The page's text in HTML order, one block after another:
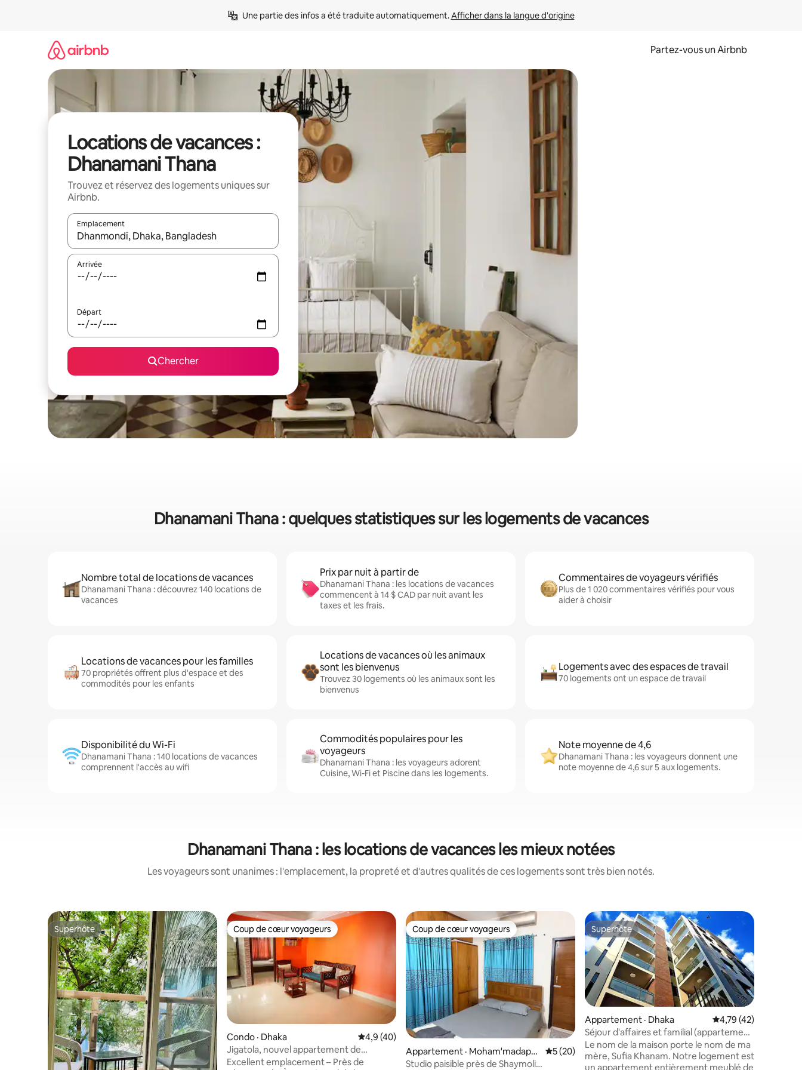
Une partie des infos a été traduite automatiquement. Afficher dans la langue d'origine
Partez-vous un Airbnb
Locations de vacances :
Dhanamani Thana
Trouvez et réservez des logements uniques sur
Airbnb.
Emplacement
Quand les résultats sont affichés, parcourez-les en utilisant les flèches vers le haut et vers le bas, ou en appuyant dessus et en les faisant glisser.
Arrivée
Départ
Chercher
Dhanamani Thana : quelques statistiques sur les logements de vacances
Nombre total de locations de vacances
Dhanamani Thana : découvrez 140 locations de
vacances
Prix par nuit à partir de
Dhanamani Thana : les locations de vacances
commencent à 14 $ CAD par nuit avant les
taxes et les frais.
Commentaires de voyageurs vérifiés
Plus de 1 020 commentaires vérifiés pour vous
aider à choisir
Locations de vacances pour les familles
70 propriétés offrent plus d'espace et des
commodités pour les enfants
Locations de vacances où les animaux
sont les bienvenus
Trouvez 30 logements où les animaux sont les
bienvenus
Logements avec des espaces de travail
70 logements ont un espace de travail
Disponibilité du Wi-Fi
Dhanamani Thana : 140 locations de vacances
comprennent l'accès au wifi
Commodités populaires pour les
voyageurs
Dhanamani Thana : les voyageurs adorent
Cuisine, Wi-Fi et Piscine dans les logements.
Note moyenne de 4,6
Dhanamani Thana : les voyageurs donnent une
note moyenne de 4,6 sur 5 aux logements.
Dhanamani Thana : les locations de vacances les mieux notées
Les voyageurs sont unanimes : l'emplacement, la propreté et d'autres qualités de ces logements sont très bien notés.
Superhôte
Superhôte Coup de cœur voyageurs
Coup de cœur voyageurs
Condo · Dhaka Note moyenne de 4,9 sur 5, 40 commentaires
4,9 (40)
Jigatola, nouvel appartement de
3 chambres près de Dhanmondi |
Excellent emplacement – Près de
Coup de cœur voyageurs
Coup de cœur voyageurs
Appartement · Moham'madapur
a Thana
Note moyenne de 5 sur 5, 20 commentaires
5 (20)
Studio paisible près de Shaymoli
Superhôte
Superhôte
Appartement · Dhaka Note moyenne de
4,79 (42)
Séjour d'affaires et familial (appartement
D-2)
Le nom de la maison porte le nom de ma
mère, Sufia Khanam. Notre logement est
un appartement entièrement​ meublé de